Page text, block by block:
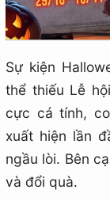
Sự kiện
thể thiếu Lễ
cực cá tính,
xuất hiện lần
ngầu lòi. Bên
và đổi quà.